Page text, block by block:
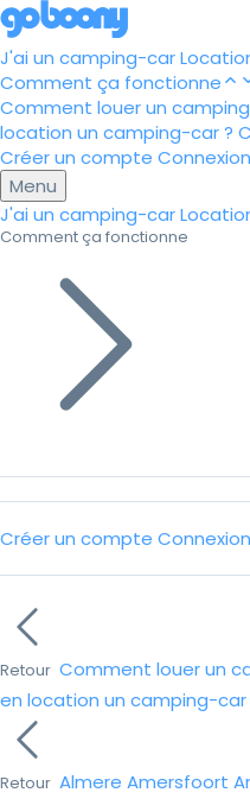
J'ai un camping-car
Comment ça fonctionne
Comment louer un
location un camping-car ?
Créer un compte Connexion
Menu
J'ai un camping-car
Comment ça fonctionne
Créer un compte Connexion
Retour Comment louer un
en location un camping-car
Retour Almere Amersfoort